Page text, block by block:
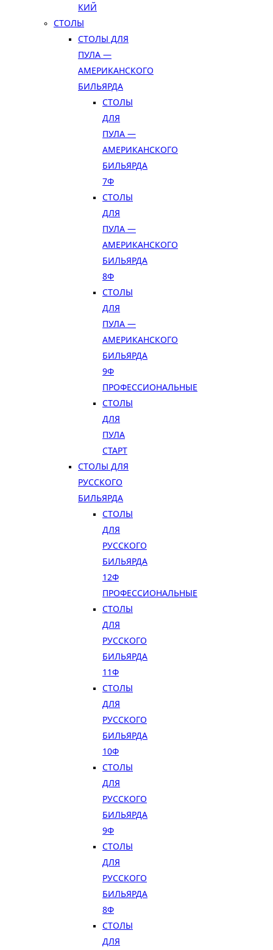
КИЙ
СТОЛЫ
СТОЛЫ ДЛЯ
ПУЛА —
АМЕРИКАНСКОГО
БИЛЬЯРДА
СТОЛЫ
ДЛЯ
ПУЛА —
АМЕРИКАНСКОГО
БИЛЬЯРДА
7Ф
СТОЛЫ
ДЛЯ
ПУЛА —
АМЕРИКАНСКОГО
БИЛЬЯРДА
8Ф
СТОЛЫ
ДЛЯ
ПУЛА —
АМЕРИКАНСКОГО
БИЛЬЯРДА
9Ф
ПРОФЕССИОНАЛЬНЫЕ
СТОЛЫ
ДЛЯ
ПУЛА
СТАРТ
СТОЛЫ ДЛЯ
РУССКОГО
БИЛЬЯРДА
СТОЛЫ
ДЛЯ
РУССКОГО
БИЛЬЯРДА
12Ф
ПРОФЕССИОНАЛЬНЫЕ
СТОЛЫ
ДЛЯ
РУССКОГО
БИЛЬЯРДА
11Ф
СТОЛЫ
ДЛЯ
РУССКОГО
БИЛЬЯРДА
10Ф
СТОЛЫ
ДЛЯ
РУССКОГО
БИЛЬЯРДА
9Ф
СТОЛЫ
ДЛЯ
РУССКОГО
БИЛЬЯРДА
8Ф
СТОЛЫ
ДЛЯ